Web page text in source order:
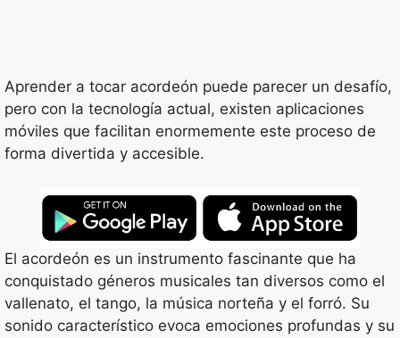
Aprender a tocar acordeón puede parecer un desafío,
pero con la tecnología actual, existen aplicaciones
móviles que facilitan enormemente este proceso de
forma divertida y accesible.
El acordeón es un instrumento fascinante que ha
conquistado géneros musicales tan diversos como el
vallenato, el tango, la música norteña y el forró. Su
sonido característico evoca emociones profundas y su